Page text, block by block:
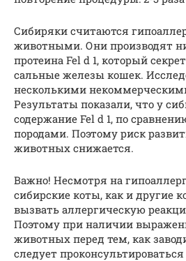
Сибиряки считаются
животными. Они производят
протеина Fel d 1, который
сальные железы кошек.
несколькими
Результаты показали, что у
содержание Fel d 1, по
породами. Поэтому риск
животных снижается.
Важно! Несмотря на
сибирские коты, как и другие
вызвать аллергическую
Поэтому при наличии
животных перед тем, как
следует проконсультироваться